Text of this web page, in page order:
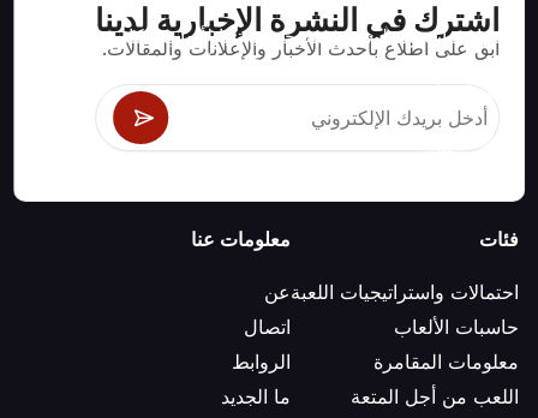
اشترك في النشرة الإخبارية لدينا
ابق على اطلاع بأحدث الأخبار والإعلانات والمقالات.
استراتيجيات ومعلومات صحيحة رياضيا لألعاب الكازينو مثل
البلاك جاك وكرابس والروليت ومئات الألعاب الأخرى التي
يمكن لعبها.
فئات
احتمالات واستراتيجيات اللعبة
حاسبات الألعاب
معلومات المقامرة
اللعب من أجل المتعة
معلومات عنا
عن
اتصال
الروابط
ما الجديد